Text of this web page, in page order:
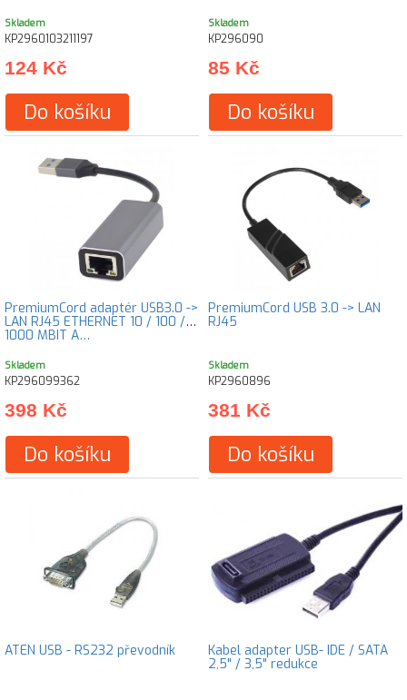
Skladem
KP2960103211197
124 Kč
Do košíku
Skladem
KP296090
85 Kč
Do košíku
PremiumCord adaptér USB3.0 ->
LAN RJ45 ETHERNET 10 / 100 /
1000 MBIT A…
Skladem
KP296099362
398 Kč
Do košíku
PremiumCord USB 3.0 -> LAN
RJ45
Skladem
KP2960896
381 Kč
Do košíku
ATEN USB - RS232 převodník Kabel adapter USB- IDE / SATA
2,5" / 3,5" redukce